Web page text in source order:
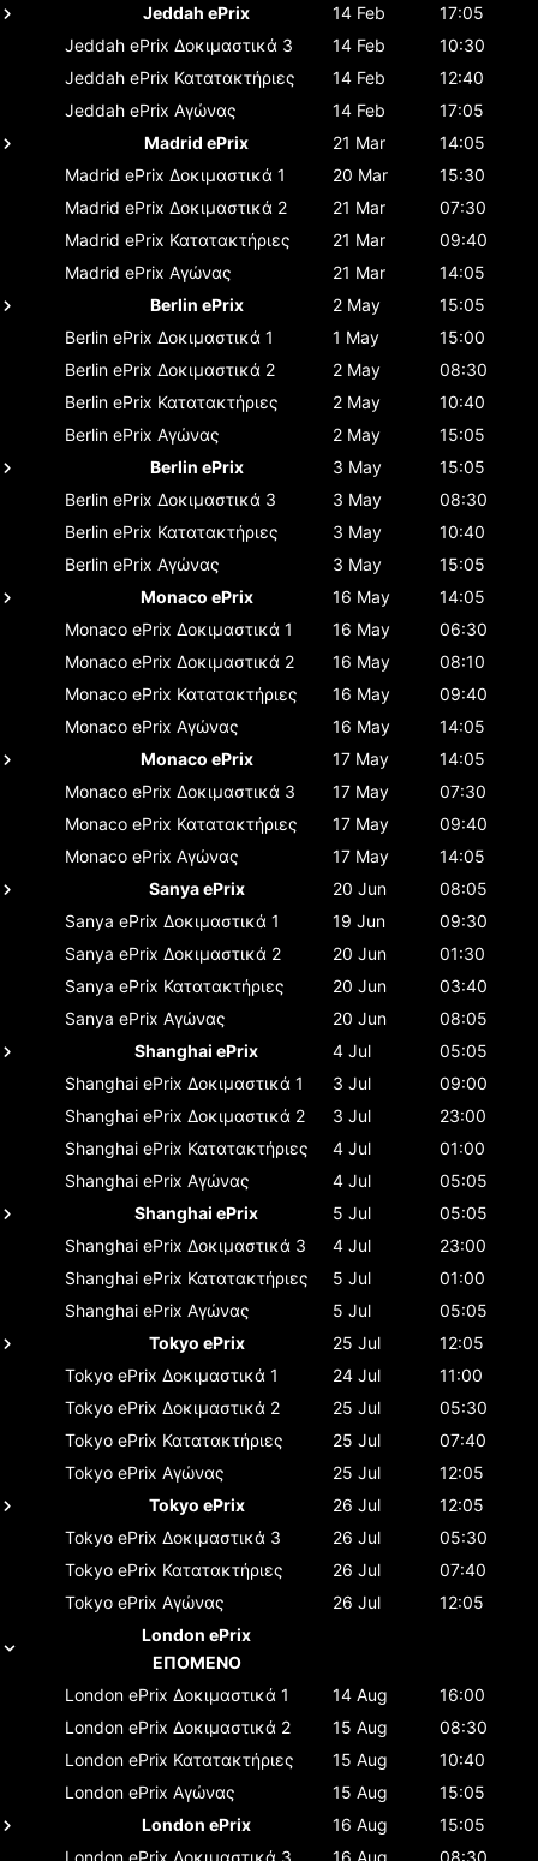
Jeddah ePrix
14 Feb
17:05
Jeddah ePrix Δοκιμαστικά 3 14 Feb
10:30
Jeddah ePrix Κατατακτήριες 14 Feb
12:40
Jeddah ePrix Αγώνας 14 Feb
17:05
Madrid ePrix
21 Mar
14:05
Madrid ePrix Δοκιμαστικά 1 20 Mar
15:30
Madrid ePrix Δοκιμαστικά 2 21 Mar
07:30
Madrid ePrix Κατατακτήριες 21 Mar
09:40
Madrid ePrix Αγώνας 21 Mar
14:05
Berlin ePrix
2 May
15:05
Berlin ePrix Δοκιμαστικά 1 1 May
15:00
Berlin ePrix Δοκιμαστικά 2 2 May
08:30
Berlin ePrix Κατατακτήριες 2 May
10:40
Berlin ePrix Αγώνας 2 May
15:05
Berlin ePrix
3 May
15:05
Berlin ePrix Δοκιμαστικά 3 3 May
08:30
Berlin ePrix Κατατακτήριες 3 May
10:40
Berlin ePrix Αγώνας 3 May
15:05
Monaco ePrix
16 May
14:05
Monaco ePrix Δοκιμαστικά 1 16 May
06:30
Monaco ePrix Δοκιμαστικά 2 16 May
08:10
Monaco ePrix Κατατακτήριες 16 May
09:40
Monaco ePrix Αγώνας 16 May
14:05
Monaco ePrix
17 May
14:05
Monaco ePrix Δοκιμαστικά 3 17 May
07:30
Monaco ePrix Κατατακτήριες 17 May
09:40
Monaco ePrix Αγώνας 17 May
14:05
Sanya ePrix
20 Jun
08:05
Sanya ePrix Δοκιμαστικά 1 19 Jun
09:30
Sanya ePrix Δοκιμαστικά 2 20 Jun
01:30
Sanya ePrix Κατατακτήριες 20 Jun
03:40
Sanya ePrix Αγώνας 20 Jun
08:05
Shanghai ePrix
4 Jul
05:05
Shanghai ePrix Δοκιμαστικά 1 3 Jul
09:00
Shanghai ePrix Δοκιμαστικά 2 3 Jul
23:00
Shanghai ePrix Κατατακτήριες 4 Jul
01:00
Shanghai ePrix Αγώνας 4 Jul
05:05
Shanghai ePrix
5 Jul
05:05
Shanghai ePrix Δοκιμαστικά 3 4 Jul
23:00
Shanghai ePrix Κατατακτήριες 5 Jul
01:00
Shanghai ePrix Αγώνας 5 Jul
05:05
Tokyo ePrix
25 Jul
12:05
Tokyo ePrix Δοκιμαστικά 1 24 Jul
11:00
Tokyo ePrix Δοκιμαστικά 2 25 Jul
05:30
Tokyo ePrix Κατατακτήριες 25 Jul
07:40
Tokyo ePrix Αγώνας 25 Jul
12:05
Tokyo ePrix
26 Jul
12:05
Tokyo ePrix Δοκιμαστικά 3 26 Jul
05:30
Tokyo ePrix Κατατακτήριες 26 Jul
07:40
Tokyo ePrix Αγώνας 26 Jul
12:05
London ePrix
ΕΠΟΜΕΝΟ
London ePrix Δοκιμαστικά 1 14 Aug
16:00
London ePrix Δοκιμαστικά 2 15 Aug
08:30
London ePrix Κατατακτήριες 15 Aug
10:40
London ePrix Αγώνας 15 Aug
15:05
London ePrix
16 Aug
15:05
London ePrix Δοκιμαστικά 3 16 Aug 08:30